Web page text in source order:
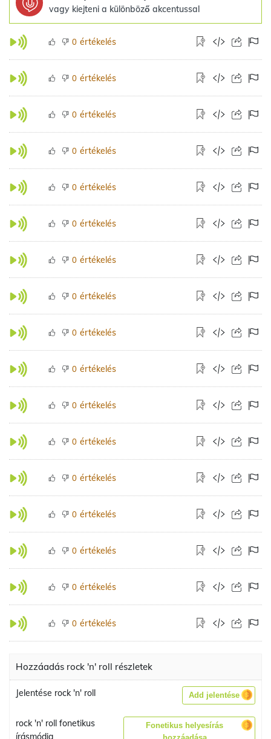
vagy kiejteni a különböző akcentussal
0 értékelés
0 értékelés
0 értékelés
0 értékelés
0 értékelés
0 értékelés
0 értékelés
0 értékelés
0 értékelés
0 értékelés
0 értékelés
0 értékelés
0 értékelés
0 értékelés
0 értékelés
0 értékelés
0 értékelés
Hozzáadás rock 'n' roll részletek
Jelentése rock 'n' roll Add jelentése
rock 'n' roll fonetikus
írásmódja
Fonetikus helyesírás